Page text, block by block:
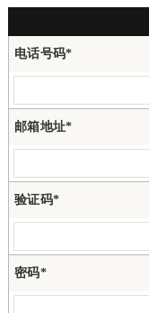
电话号码*
邮箱地址*
验证码*
密码*